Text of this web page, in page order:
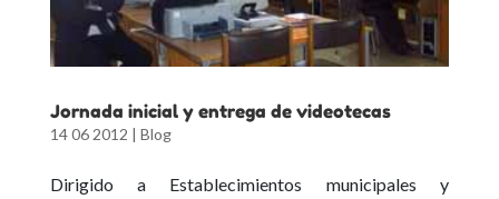
Jornada inicial y entrega de videotecas
14 06 2012 | Blog
Dirigido a Establecimientos municipales y